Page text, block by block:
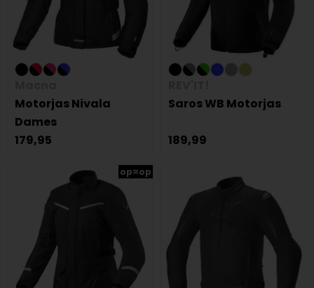
Motorjas Nivala
Dames
179,95
Saros WB Motorjas
189,99
op=op